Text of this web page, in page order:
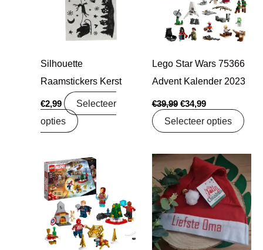
Silhouette
Raamstickers Kerst
€2,99
Selecteer
opties
Lego Star Wars 75366
Advent Kalender 2023
€39,99 €34,99
Selecteer opties
Oorspronkelijke
prijs
was:
€39,99.
Huidige
prijs
is:
€34,99.